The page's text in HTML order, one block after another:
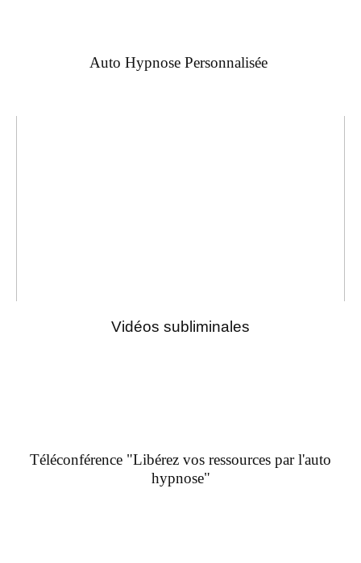
Auto Hypnose Personnalisée
Vidéos subliminales
Téléconférence "Libérez vos ressources par l'auto
hypnose"